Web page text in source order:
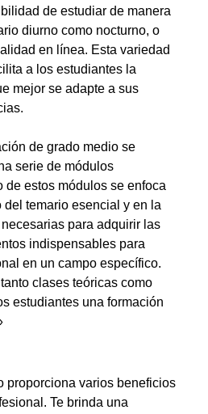
de estudiar de manera
diurno como nocturno, o
en línea. Esta variedad
a los estudiantes la
mejor se adapte a sus
de grado medio se
serie de módulos
de estos módulos se enfoca
temario esencial y en la
para adquirir las
indispensables para
en un campo específico.
clases teóricas como
estudiantes una formación
proporciona varios beneficios
Te brinda una